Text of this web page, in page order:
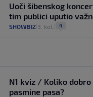
Uoči šibenskog
tim publici uputio
SHOWBIZ 3. kol. 4
N1 kviz / Koliko dobro
pasmine pasa?